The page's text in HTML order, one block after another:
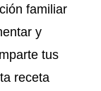
familiar
y
tus
receta